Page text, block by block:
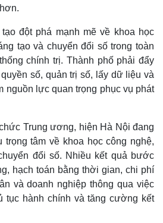
Quân sự - Quốc phòng
đột phá mạnh mẽ về khoa học
tạo và chuyển đổi số trong toàn
chính trị. Thành phố phải đẩy
số, quản trị số, lấy dữ liệu và
nguồn lực quan trọng phục vụ phát
Trung ương, hiện Hà Nội đang
trọng tâm về khoa học công nghệ,
đổi số. Nhiều kết quả bước
hạch toán bằng thời gian, chi phí
và doanh nghiệp thông qua việc
tục hành chính và tăng cường kết